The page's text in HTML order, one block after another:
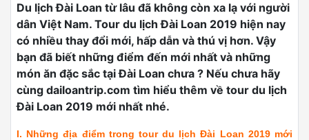
Du lịch Đài Loan từ lâu đã không còn xa lạ với người
dân Việt Nam. Tour du lịch Đài Loan 2019 hiện nay
có nhiều thay đổi mới, hấp dẫn và thú vị hơn. Vậy
bạn đã biết những điểm đến mới nhất và những
món ăn đặc sắc tại Đài Loan chưa ? Nếu chưa hãy
cùng dailoantrip.com tìm hiểu thêm về tour du lịch
Đài Loan 2019 mới nhất nhé.
I. Những địa điểm trong tour du lịch Đài Loan 2019 mới